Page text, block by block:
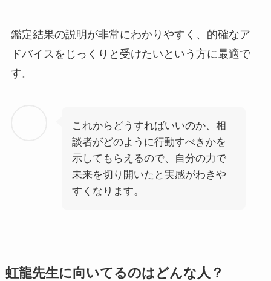
鑑定結果の説明が非常にわかりやすく、的確なア
ドバイスをじっくりと受けたいという方に最適で
す。
これからどうすればいいのか、相
談者がどのように行動すべきかを
示してもらえるので、自分の力で
未来を切り開いたと実感がわきや
すくなります。
虹龍先生に向いてるのはどんな人？